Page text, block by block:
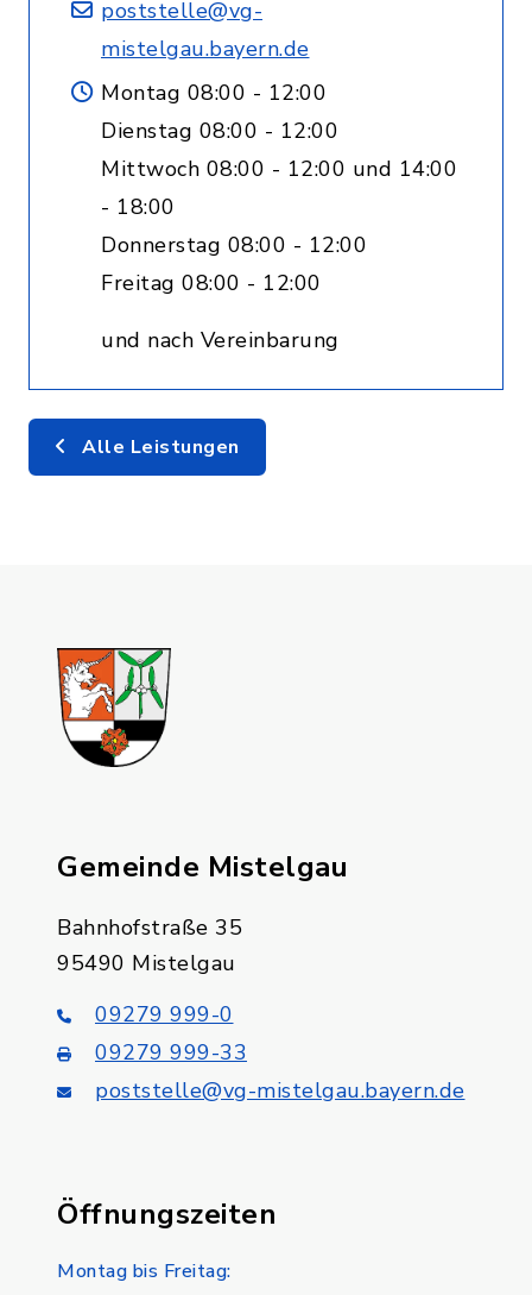
poststelle@vg-
mistelgau.bayern.de
Montag 08:00 - 12:00
Dienstag 08:00 - 12:00
Mittwoch 08:00 - 12:00 und 14:00
- 18:00
Donnerstag 08:00 - 12:00
Freitag 08:00 - 12:00
und nach Vereinbarung
Alle Leistungen
Gemeinde Mistelgau
Bahnhofstraße 35
95490 Mistelgau
09279 999-0
09279 999-33
poststelle@vg-mistelgau.bayern.de
Öffnungszeiten
Montag bis Freitag: